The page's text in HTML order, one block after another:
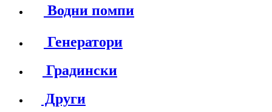
Водни помпи
Генератори
Градински
Други